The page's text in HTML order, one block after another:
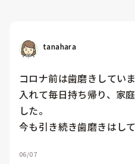
tanahara
コロナ前は歯磨きしてい
入れて毎日持ち帰り、家
した。
今も引き続き歯磨きはして
06/07